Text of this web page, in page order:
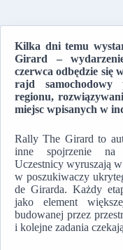
Kilka dni temu
Girard –
czerwca odbędzie się
rajd samochodowy
regionu,
miejsc wpisanych w
Rally The Girard to
inne spojrzenie na
Uczestnicy wyruszają
w poszukiwaczy
de Girarda. Każdy
jako element
budowanej przez
i kolejne zadania